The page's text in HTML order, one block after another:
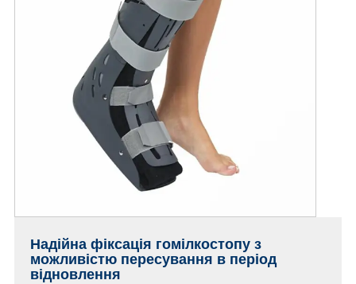
Надійна фіксація гомілкостопу з
можливістю пересування в період
відновлення